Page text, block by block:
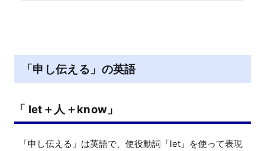
「申し伝える」の英語
「 let＋人＋know」
「申し伝える」は英語で、使役動詞「let」を使って表現